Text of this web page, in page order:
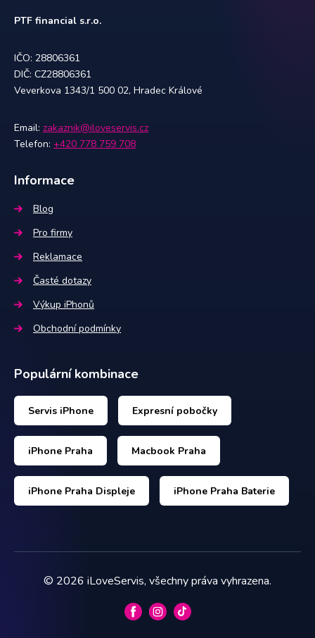
PTF financial s.r.o.
IČO: 28806361
DIČ: CZ28806361
Veverkova 1343/1 500 02, Hradec Králové
Email: zakaznik@iloveservis.cz
Telefon: +420 778 759 708
Informace
Blog
Pro firmy
Reklamace
Časté dotazy
Výkup iPhonů
Obchodní podmínky
Populární kombinace
Servis iPhone Expresní pobočky
iPhone Praha Macbook Praha
iPhone Praha Displeje iPhone Praha Baterie
© 2026 iLoveServis, všechny práva vyhrazena.